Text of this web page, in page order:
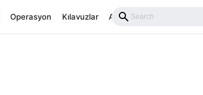
Operasyon Kılavuzlar API Reference